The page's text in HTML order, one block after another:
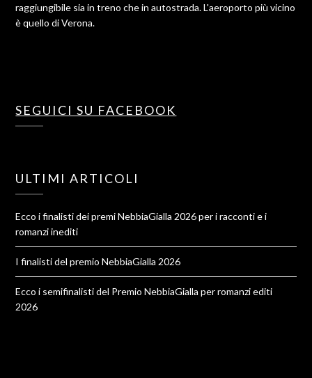
raggiungibile sia in treno che in autostrada. L'aeroporto più vicino
è quello di Verona.
SEGUICI SU FACEBOOK
ULTIMI ARTICOLI
Ecco i finalisti dei premi NebbiaGialla 2026 per i racconti e i
romanzi inediti
I finalisti del premio NebbiaGialla 2026
Ecco i semifinalisti del Premio NebbiaGialla per romanzi editi
2026